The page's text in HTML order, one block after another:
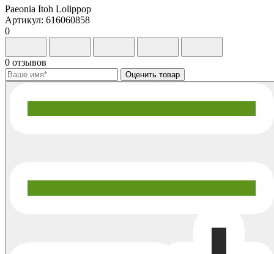
Paeonia Itoh Lolippop
Артикул: 616060858
0
0 отзывов